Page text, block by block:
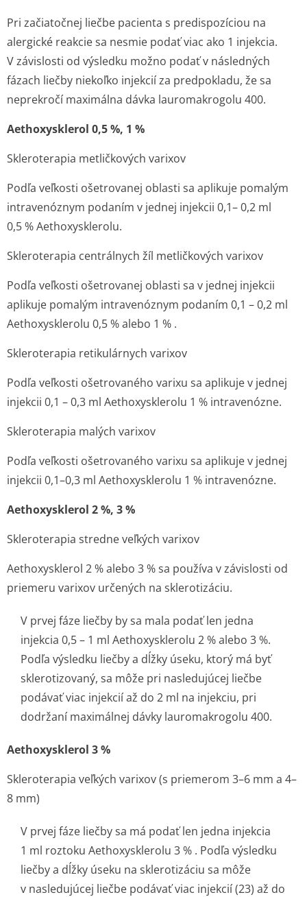
Pri začiatočnej liečbe pacienta s predispozíciou na
alergické reakcie sa nesmie podať viac ako 1 injekcia.
V závislosti od výsledku možno podať v následných
fázach liečby niekoľko injekcií za predpokladu, že sa
neprekročí maximálna dávka lauromakrogolu 400.
Aethoxysklerol 0,5 %, 1 %
Skleroterapia metličkových varixov
Podľa veľkosti ošetrovanej oblasti sa aplikuje pomalým
intravenóznym podaním v jednej injekcii 0,1– 0,2 ml
0,5 % Aethoxysklerolu.
Skleroterapia centrálnych žíl metličkových varixov
Podľa veľkosti ošetrovanej oblasti sa v jednej injekcii
aplikuje pomalým intravenóznym podaním 0,1 – 0,2 ml
Aethoxysklerolu 0,5 % alebo 1 % .
Skleroterapia retikulárnych varixov
Podľa veľkosti ošetrovaného varixu sa aplikuje v jednej
injekcii 0,1 – 0,3 ml Aethoxysklerolu 1 % intravenózne.
Skleroterapia malých varixov
Podľa veľkosti ošetrovaného varixu sa aplikuje v jednej
injekcii 0,1–0,3 ml Aethoxysklerolu 1 % intravenózne.
Aethoxysklerol 2 %, 3 %
Skleroterapia stredne veľkých varixov
Aethoxysklerol 2 % alebo 3 % sa používa v závislosti od
priemeru varixov určených na sklerotizáciu.
V prvej fáze liečby by sa mala podať len jedna
injekcia 0,5 – 1 ml Aethoxysklerolu 2 % alebo 3 %.
Podľa výsledku liečby a dĺžky úseku, ktorý má byť
sklerotizovaný, sa môže pri nasledujúcej liečbe
podávať viac injekcií až do 2 ml na injekciu, pri
dodržaní maximálnej dávky lauromakrogolu 400.
Aethoxysklerol 3 %
Skleroterapia veľkých varixov (s priemerom 3–6 mm a 4–
8 mm)
V prvej fáze liečby sa má podať len jedna injekcia
1 ml roztoku Aethoxysklerolu 3 % . Podľa výsledku
liečby a dĺžky úseku na sklerotizáciu sa môže
v nasledujúcej liečbe podávať viac injekcií (23) až do